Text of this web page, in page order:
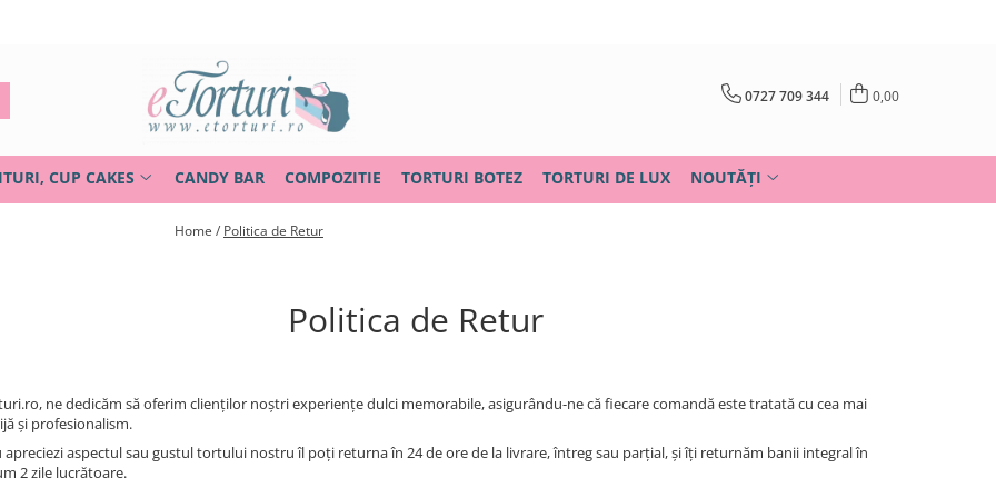
0727 709 344 0,00
CUP CAKES CANDY BAR COMPOZITIE TORTURI BOTEZ TORTURI DE LUX NOUTĂȚI
Home / Politica de Retur
Politica de Retur
ne dedicăm să oferim clienților noștri experiențe dulci memorabile, asigurându-ne că fiecare comandă este tratată cu cea mai
și profesionalism.
apreciezi aspectul sau gustul tortului nostru îl poți returna în 24 de ore de la livrare, întreg sau parțial, și îți returnăm banii integral în
2 zile lucrătoare.